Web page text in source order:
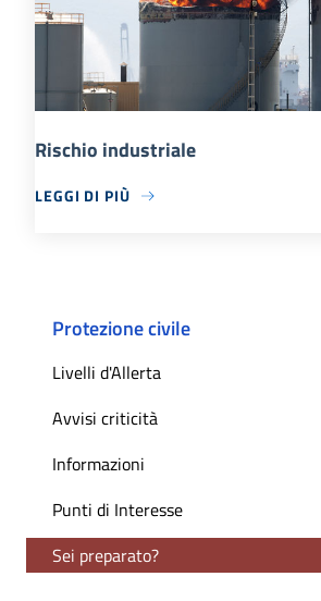
Rischio industriale
LEGGI DI PIÙ
Protezione civile
Livelli d'Allerta
Avvisi criticità
Informazioni
Punti di Interesse
Sei preparato?